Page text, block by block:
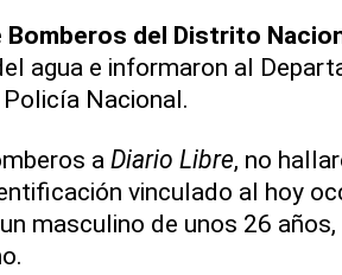
Bomberos del Distrito
agua e informaron al
Nacional.
a Diario Libre, no
vinculado al hoy
masculino de unos 26 años,